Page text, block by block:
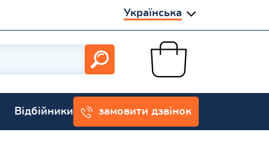
Українська
Відбійники замовити дзвінок